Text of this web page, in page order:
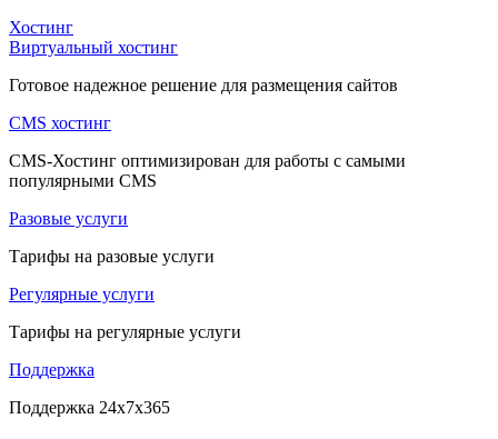
Хостинг
Виртуальный хостинг
Готовое надежное решение для размещения сайтов
CMS хостинг
CMS-Хостинг оптимизирован для работы с самыми
популярными CMS
Разовые услуги
Тарифы на разовые услуги
Регулярные услуги
Тарифы на регулярные услуги
Поддержка
Поддержка 24x7x365